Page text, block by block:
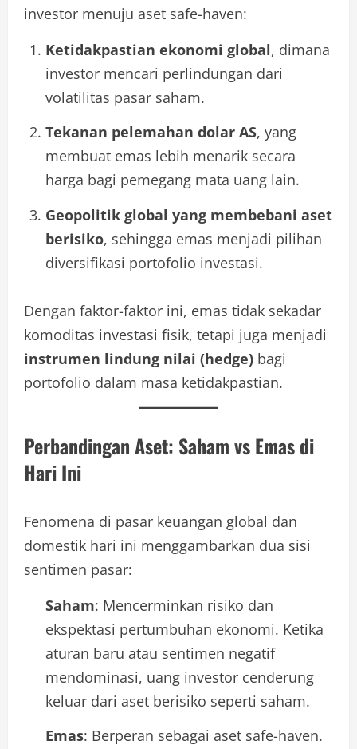
investor menuju aset safe-haven:
Ketidakpastian ekonomi global, dimana
investor mencari perlindungan dari
volatilitas pasar saham.
Tekanan pelemahan dolar AS, yang
membuat emas lebih menarik secara
harga bagi pemegang mata uang lain.
Geopolitik global yang membebani aset
berisiko, sehingga emas menjadi pilihan
diversifikasi portofolio investasi.
Dengan faktor-faktor ini, emas tidak sekadar
komoditas investasi fisik, tetapi juga menjadi
instrumen lindung nilai (hedge) bagi
portofolio dalam masa ketidakpastian.
Perbandingan Aset: Saham vs Emas di
Hari Ini
Fenomena di pasar keuangan global dan
domestik hari ini menggambarkan dua sisi
sentimen pasar:
Saham: Mencerminkan risiko dan
ekspektasi pertumbuhan ekonomi. Ketika
aturan baru atau sentimen negatif
mendominasi, uang investor cenderung
keluar dari aset berisiko seperti saham.
Emas: Berperan sebagai aset safe-haven.